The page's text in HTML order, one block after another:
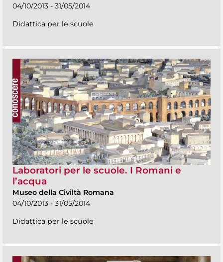
04/10/2013 - 31/05/2014
Didattica per le scuole
Laboratori per le scuole. I Romani e
l’acqua
Museo della Civiltà Romana
04/10/2013 - 31/05/2014
Didattica per le scuole